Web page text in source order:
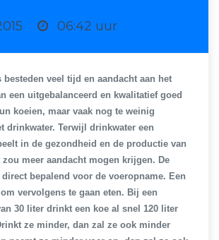
06:42 uur
besteden veel tijd en aandacht aan het
een uitgebalanceerd en kwalitatief goed
koeien, maar vaak nog te weinig
drinkwater. Terwijl drinkwater een
in de gezondheid en de productie van
zou meer aandacht mogen krijgen. De
bepalend voor de voeropname. Een
vervolgens te gaan eten. Bij een
30 liter drinkt een koe al snel 120 liter
ze minder, dan zal ze ook minder